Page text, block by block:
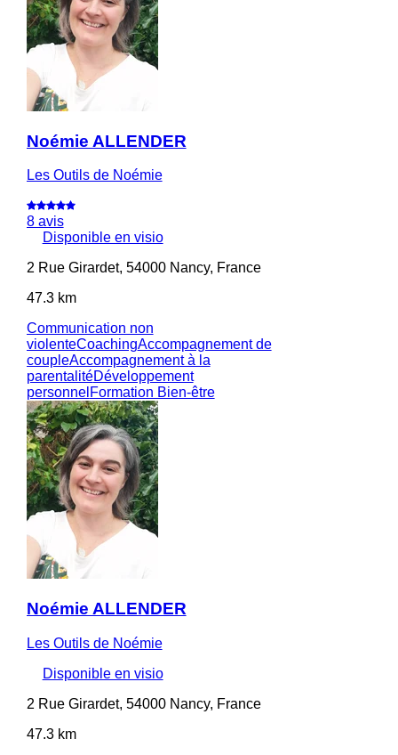
Noémie ALLENDER
Les Outils de Noémie
8 avis
Disponible en visio
2 Rue Girardet, 54000 Nancy, France
47.3 km
Communication non
violenteCoachingAccompagnement de
coupleAccompagnement à la
parentalitéDéveloppement
personnel Formation Bien-être
Noémie ALLENDER
Les Outils de Noémie
Disponible en visio
2 Rue Girardet, 54000 Nancy, France
47.3 km